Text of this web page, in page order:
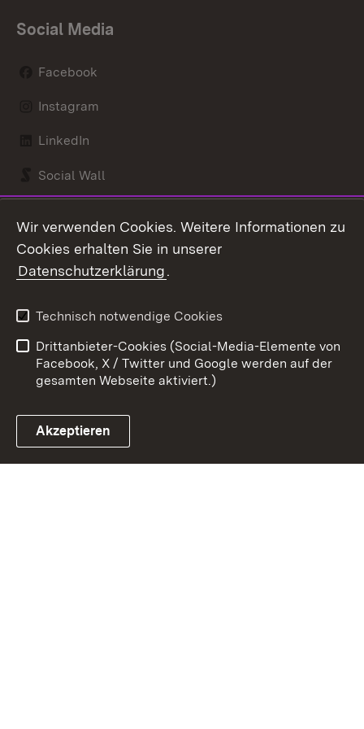
Social Media
Facebook
Instagram
LinkedIn
Social Wall
Link zum Landesportal
Kontakt
Barrierefreiheit
Impressum
Cookies
Wir verwenden Cookies. Weitere Informationen zu
Cookies erhalten Sie in unserer
Datenschutzerklärung.
Technisch notwendige Cookies
Drittanbieter-Cookies (Social-Media-Elemente von
Facebook, X / Twitter und Google werden auf der
gesamten Webseite aktiviert.)
Akzeptieren